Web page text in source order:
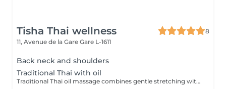
Tisha Thai wellness
8
11, Avenue de la Gare Gare L-1611
Back neck and shoulders
Traditional Thai with oil
Traditional Thai oil massage combines gentle stretching with flowing massage techniques using warm oil to ease muscle tension, improve circulation, and promote deep relaxation.